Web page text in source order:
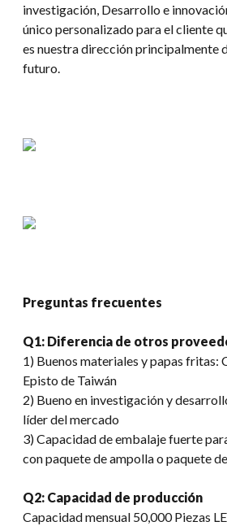
investigación, Desarrollo e
único personalizado para el cliente
es nuestra dirección principalmente
futuro.
Preguntas frecuentes
Q1: Diferencia de otros
1) Buenos materiales y papas fritas:
Episto de Taiwán
2) Bueno en investigación y
líder del mercado
3) Capacidad de embalaje fuerte
con paquete de ampolla o paquete
Q2: Capacidad de producción
Capacidad mensual 50,000 Piezas